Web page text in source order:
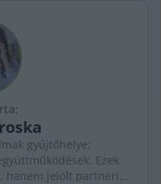
gyűjtőhelye:
Ezek
hanem jelölt partneri